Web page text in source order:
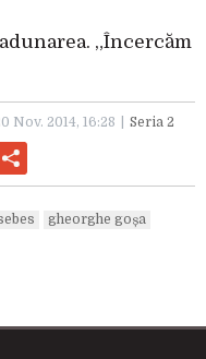
„Încercăm
Nov. 2014, 16:28 Seria 2
gheorghe goșa